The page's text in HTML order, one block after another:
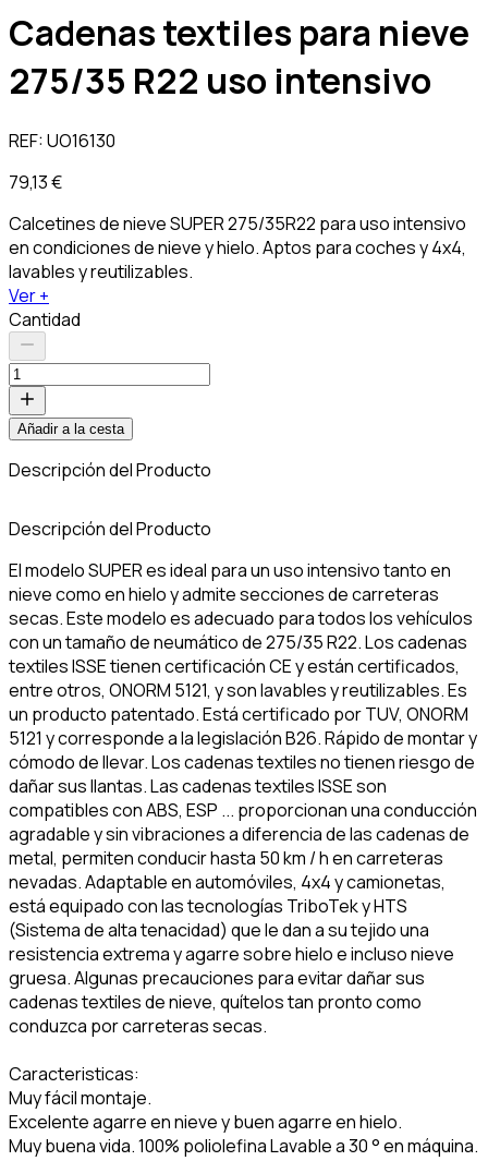
Cadenas textiles para nieve
275/35 R22 uso intensivo
REF:UO16130
79,13 €
Calcetines de nieve SUPER 275/35R22 para uso intensivo
en condiciones de nieve y hielo. Aptos para coches y 4x4,
lavables y reutilizables.
Ver +
Cantidad
Añadir a la cesta
Descripción del Producto
Descripción del Producto
El modelo SUPER es ideal para un uso intensivo tanto en
nieve como en hielo y admite secciones de carreteras
secas. Este modelo es adecuado para todos los vehículos
con un tamaño de neumático de 275/35 R22. Los cadenas
textiles ISSE tienen certificación CE y están certificados,
entre otros, ONORM 5121, y son lavables y reutilizables. Es
un producto patentado. Está certificado por TUV, ONORM
5121 y corresponde a la legislación B26. Rápido de montar y
cómodo de llevar. Los cadenas textiles no tienen riesgo de
dañar sus llantas. Las cadenas textiles ISSE son
compatibles con ABS, ESP ... proporcionan una conducción
agradable y sin vibraciones a diferencia de las cadenas de
metal, permiten conducir hasta 50 km / h en carreteras
nevadas. Adaptable en automóviles, 4x4 y camionetas,
está equipado con las tecnologías TriboTek y HTS
(Sistema de alta tenacidad) que le dan a su tejido una
resistencia extrema y agarre sobre hielo e incluso nieve
gruesa. Algunas precauciones para evitar dañar sus
cadenas textiles de nieve, quítelos tan pronto como
conduzca por carreteras secas.
Caracteristicas:
Muy fácil montaje.
Excelente agarre en nieve y buen agarre en hielo.
Muy buena vida. 100% poliolefina Lavable a 30 ° en máquina.